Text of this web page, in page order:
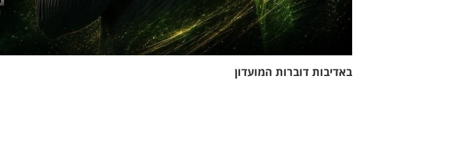
באדיבות דוברות המועדון